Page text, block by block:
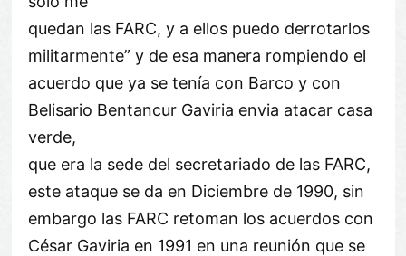
quedan las FARC, y a ellos puedo derrotarlos
militarmente” y de esa manera rompiendo el
acuerdo que ya se tenía con Barco y con
Belisario Bentancur Gaviria envia atacar casa
verde,
que era la sede del secretariado de las FARC,
este ataque se da en Diciembre de 1990, sin
embargo las FARC retoman los acuerdos con
César Gaviria en 1991 en una reunión que se